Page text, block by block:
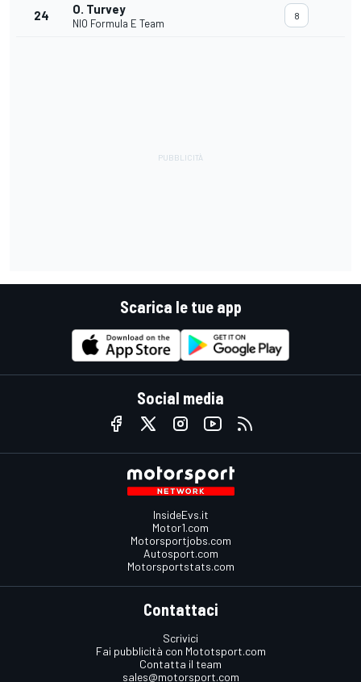
24 O. Turvey
NIO Formula E Team
8
Scarica le tue app
Social media
InsideEvs.it
Motor1.com
Motorsportjobs.com
Autosport.com
Motorsportstats.com
Contattaci
Scrivici
Fai pubblicità con Mototsport.com
Contatta il team
sales@motorsport.com